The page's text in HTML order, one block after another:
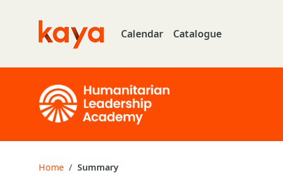
Go to home Calendar Catalogue
Home Summary